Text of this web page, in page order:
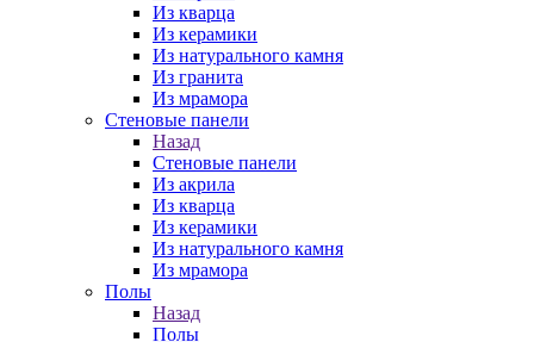
Из кварца
Из керамики
Из натурального камня
Из гранита
Из мрамора
Стеновые панели
Назад
Стеновые панели
Из акрила
Из кварца
Из керамики
Из натурального камня
Из мрамора
Полы
Назад
Полы